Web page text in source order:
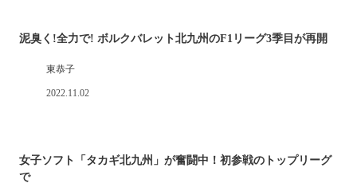
泥臭く!全力で! ボルクバレット北九州のF1リーグ3季目が再開
東恭子
2022.11.02
女子ソフト「タカギ北九州」が奮闘中！初参戦のトップリーグ
で